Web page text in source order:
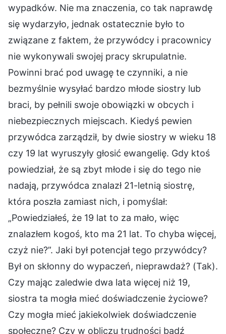
wypadków. Nie ma znaczenia, co tak naprawdę
się wydarzyło, jednak ostatecznie było to
związane z faktem, że przywódcy i pracownicy
nie wykonywali swojej pracy skrupulatnie.
Powinni brać pod uwagę te czynniki, a nie
bezmyślnie wysyłać bardzo młode siostry lub
braci, by pełnili swoje obowiązki w obcych i
niebezpiecznych miejscach. Kiedyś pewien
przywódca zarządził, by dwie siostry w wieku 18
czy 19 lat wyruszyły głosić ewangelię. Gdy ktoś
powiedział, że są zbyt młode i się do tego nie
nadają, przywódca znalazł 21-letnią siostrę,
która poszła zamiast nich, i pomyślał:
„Powiedziałeś, że 19 lat to za mało, więc
znalazłem kogoś, kto ma 21 lat. To chyba więcej,
czyż nie?”. Jaki był potencjał tego przywódcy?
Był on skłonny do wypaczeń, nieprawdaż? (Tak).
Czy mając zaledwie dwa lata więcej niż 19,
siostra ta mogła mieć doświadczenie życiowe?
Czy mogła mieć jakiekolwiek doświadczenie
społeczne? Czy w obliczu trudności bądź